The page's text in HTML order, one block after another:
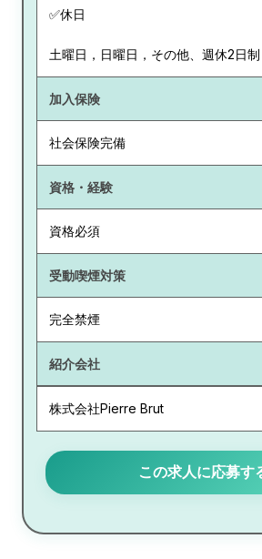
✅休日
土曜日，日曜日，その他、週休2日
加入保険
社会保険完備
資格・経験
資格必須
受動喫煙対策
完全禁煙
紹介会社
株式会社Pierre Brut
この求人に応募す